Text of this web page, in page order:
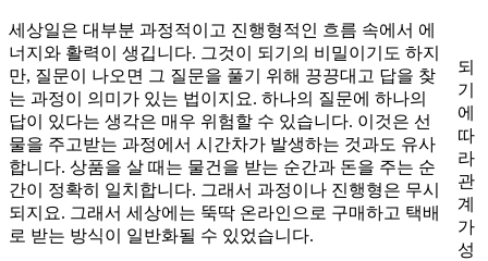
되
기
에
따
라
관
계
가
성
세상일은 대부분 과정적이고 진행형적인 흐름 속에서 에
너지와 활력이 생깁니다. 그것이 되기의 비밀이기도 하지
만, 질문이 나오면 그 질문을 풀기 위해 끙끙대고 답을 찾
는 과정이 의미가 있는 법이지요. 하나의 질문에 하나의
답이 있다는 생각은 매우 위험할 수 있습니다. 이것은 선
물을 주고받는 과정에서 시간차가 발생하는 것과도 유사
합니다. 상품을 살 때는 물건을 받는 순간과 돈을 주는 순
간이 정확히 일치합니다. 그래서 과정이나 진행형은 무시
되지요. 그래서 세상에는 뚝딱 온라인으로 구매하고 택배
로 받는 방식이 일반화될 수 있었습니다.